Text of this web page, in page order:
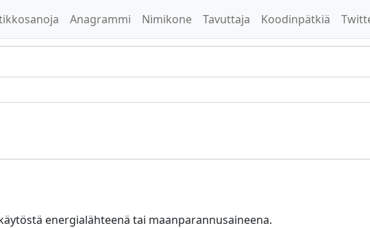
Anagrammi Nimikone Tavuttaja Koodinpätkiä
energialähteenä tai maanparannusaineena.